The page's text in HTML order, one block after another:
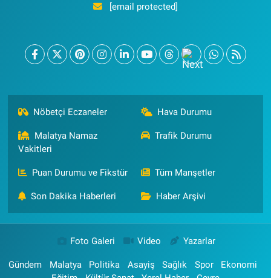
[email protected]
Nöbetçi Eczaneler Hava Durumu
Malatya Namaz
Vakitleri
Trafik Durumu
Puan Durumu ve Fikstür Tüm Manşetler
Son Dakika Haberleri Haber Arşivi
Foto Galeri Video Yazarlar
Gündem Malatya Politika Asayiş Sağlık Spor
Ekonomi